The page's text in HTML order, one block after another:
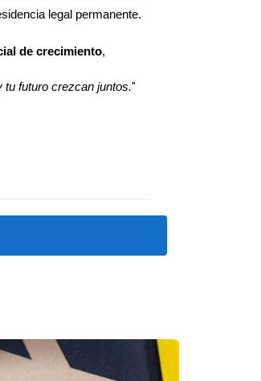
legal permanente.
de crecimiento,
futuro crezcan juntos."